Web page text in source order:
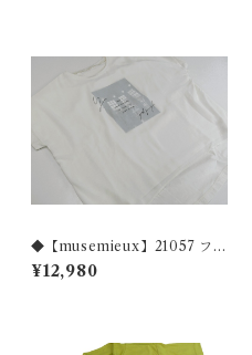
◆【musemieux】21057 フォ
トプリント レイヤード TEEブ
ラウス◆
¥12,980